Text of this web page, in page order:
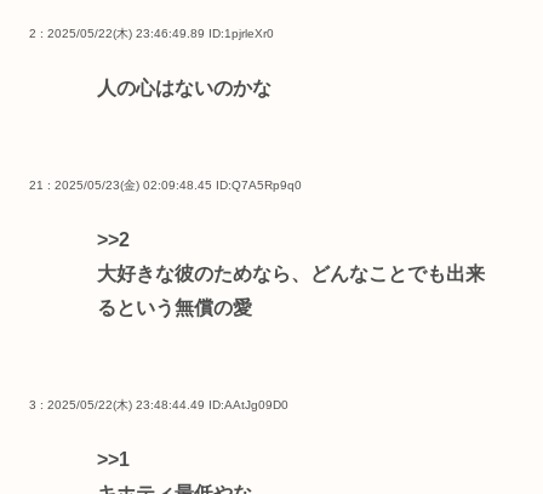
2 : 2025/05/22(木) 23:46:49.89 ID:1pjrleXr0
人の心はないのかな
21 : 2025/05/23(金) 02:09:48.45 ID:Q7A5Rp9q0
>>2
大好きな彼のためなら、どんなことでも出来
るという無償の愛
3 : 2025/05/22(木) 23:48:44.49 ID:AAtJg09D0
>>1